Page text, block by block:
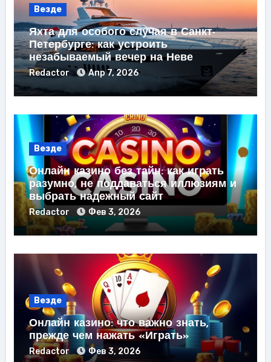
Везде
Яхта для особого случая в Санкт-
Петербурге: как устроить
незабываемый вечер на Неве
Redactor Апр 7, 2026
Везде
Онлайн казино без тайн: как играть
разумно, не поддаваться иллюзиям и
выбрать надежный сайт
Redactor Фев 3, 2026
Везде
Онлайн казино: что важно знать,
прежде чем нажать «Играть»
Redactor Фев 3, 2026